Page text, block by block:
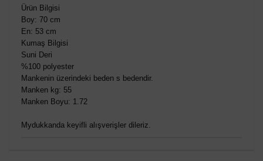
Ürün Bilgisi
Boy: 70 cm
En: 53 cm
Kumaş Bilgisi
Suni Deri
%100 polyester
Mankenin üzerindeki beden s bedendir.
Manken kg: 55
Manken Boyu: 1.72
Mydukkanda keyifli alışverişler dileriz.